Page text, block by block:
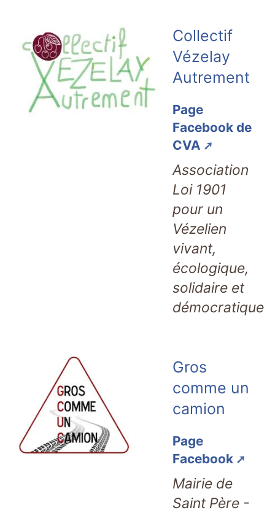
Collectif
Vézelay
Autrement
Page
Facebook de
CVA
Association
Loi 1901
pour un
Vézelien
vivant,
écologique,
solidaire et
démocratique
Gros
comme un
camion
Page
Facebook
Mairie de
Saint Père -